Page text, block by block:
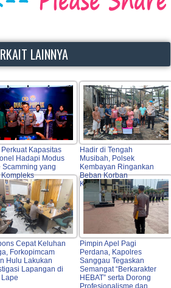
LAINNYA
Perkuat Kapasitas
Hadapi Modus
Scamming yang
Hadir di Tengah
Musibah, Polsek
Kembayan Ringankan
Beban Korban
Kebakaran Rumah
Cepat Keluhan
Forkopimcam
Hulu Lakukan
Lapangan di
Lape
Pimpin Apel Pagi
Perdana, Kapolres
Sanggau Tegaskan
Semangat “Berkarakter
HEBAT” serta Dorong